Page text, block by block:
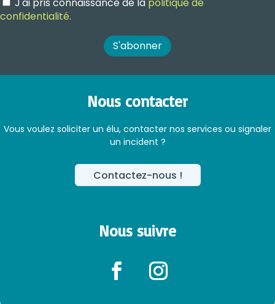
confidentialité.
Nous contacter
Vous voulez soliciter un élu, contacter nos services ou signaler
un incident ?
Contactez-nous !
Nous suivre